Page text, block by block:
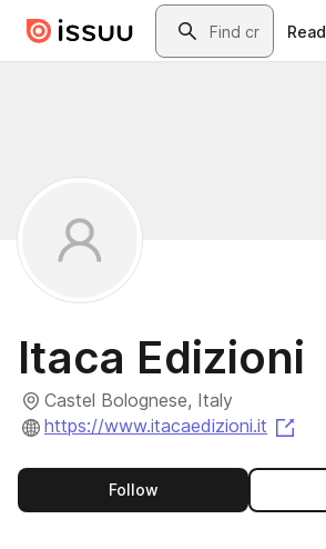
Skip to main contentSearch
Read
Itaca Edizioni
Castel Bolognese, Italy
https://www.itacaedizioni.it
Followthis publisher